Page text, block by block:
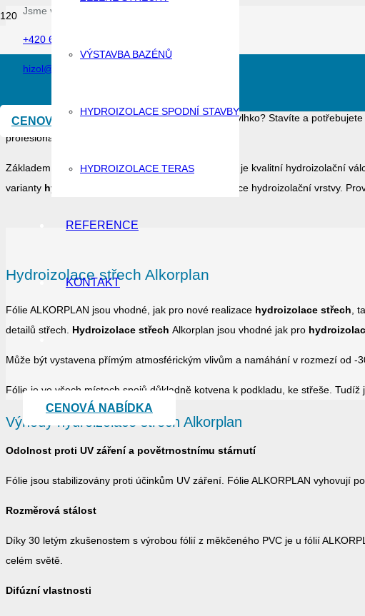
Jsme vám k dispozici
+420 603 533 864
hizol@tiscali.cz
VÝSTAVBA BAZÉNŮ
HYDROIZOLACE SPODNÍ STAVBY
HYDROIZOLACE TERAS
REFERENCE
KONTAKT
CENOVÁ NABÍDKA
CENOVÁ NABÍDKA
Chcete mít jistotu, že Vaše střecha vydrží jakékoliv vlhko? Stavíte a
profesionální
Základem profesionální hydroizolace každé střechy je kvalitní hydroizolační
varianty hydroizolace střech dle způsobu stabilizace hydroizolační vrstvy.
Hydroizolace střech Alkorplan
Fólie ALKORPLAN jsou vhodné, jak pro nové realizace hydroizolace střech,
detailů střech. Hydroizolace střech Alkorplan jsou vhodné jak pro
Může být vystavena přímým atmosférickým vlivům a namáhání v rozmezí od
Fólie je ve všech místech spojů důkladně kotvena k podkladu, ke střeše.
Výhody hydroizolace střech Alkorplan
Odolnost proti UV záření a povětrnostnímu stárnutí
Fólie jsou stabilizovány proti účinkům UV záření. Fólie ALKORPLAN vyhovují
Rozměrová stálost
Díky 30 letým zkušenostem s výrobou fólií z měkčeného PVC je u fólií
celém světě.
Difúzní vlastnosti